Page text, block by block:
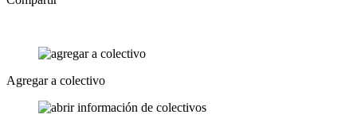
Agregar a colectivo